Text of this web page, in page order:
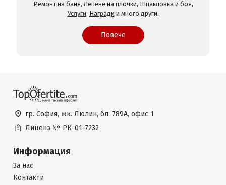
Ремонт на баня, Лепене на плочки, Шпакловка и боя,
Услуги, Награди и много други.
Повече
гр. София, жк. Люлин, бл. 789А, офис 1
Лиценз № РК-01-7232
Информация
За нас
Контакти